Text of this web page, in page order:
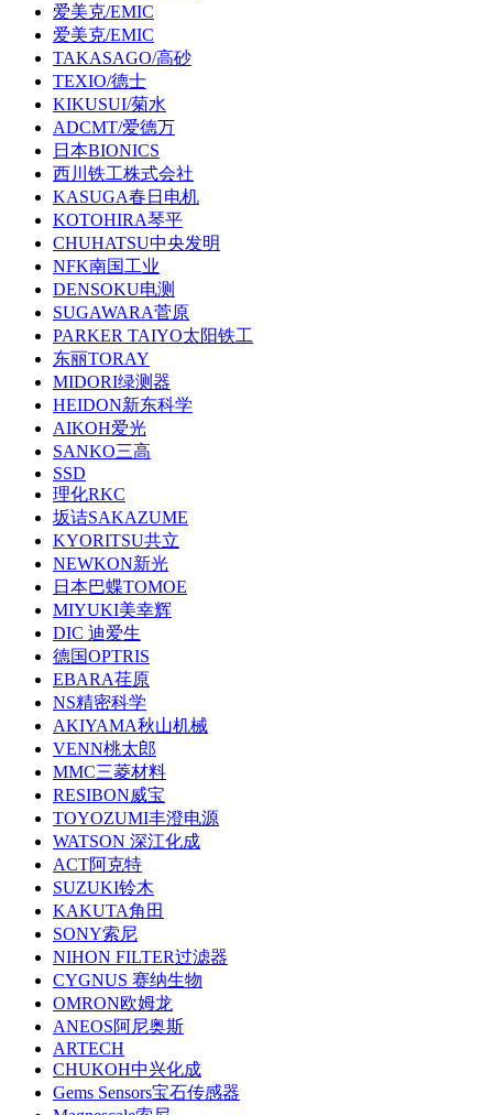
爱美克/EMIC
爱美克/EMIC
TAKASAGO/高砂
TEXIO/德士
KIKUSUI/菊水
ADCMT/爱德万
日本BIONICS
西川铁工株式会社
KASUGA春日电机
KOTOHIRA琴平
CHUHATSU中央发明
NFK南国工业
DENSOKU电测
SUGAWARA菅原
PARKER TAIYO太阳铁工
东丽TORAY
MIDORI绿测器
HEIDON新东科学
AIKOH爱光
SANKO三高
SSD
理化RKC
坂诘SAKAZUME
KYORITSU共立
NEWKON新光
日本巴蝶TOMOE
MIYUKI美幸辉
DIC 迪爱生
德国OPTRIS
EBARA荏原
NS精密科学
AKIYAMA秋山机械
VENN桃太郎
MMC三菱材料
RESIBON威宝
TOYOZUMI丰澄电源
WATSON 深江化成
ACT阿克特
SUZUKI铃木
KAKUTA角田
SONY索尼
NIHON FILTER过滤器
CYGNUS 赛纳生物
OMRON欧姆龙
ANEOS阿尼奥斯
ARTECH
CHUKOH中兴化成
Gems Sensors宝石传感器